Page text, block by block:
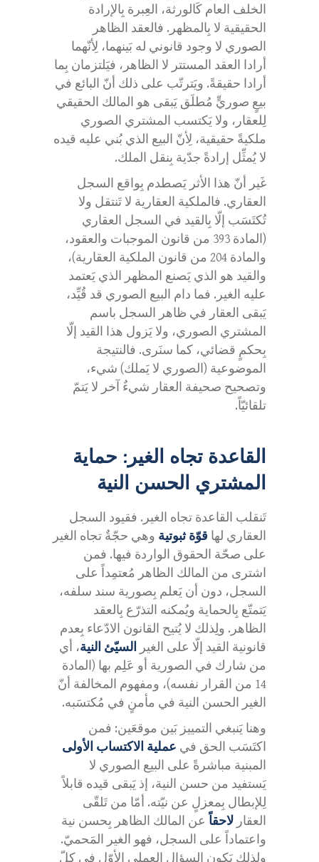
الخلف العام كَالورثة، العِبرة بِالإرادة
الحقيقية لا بِالمظهر. فالعقد الظاهر
الصوري لا وجود قانوني له بَينهما، لِأنّهما
أرادا العقد المستتر لا الظاهر، فيَلتزمان بِما
أرادا حقيقةً. ويَترتّب على ذلك أنّ البائع في
بيعٍ صوريٍّ مُطلَق يَبقى هو المالك الحقيقي
لِلعقار، ولا يَكتسب المشتري الصوري
ملكيةً حقيقية، لِأنّ البيع الذي بُني عليه قيده
لا يُمثِّل إرادةً جدّية بِنقل الملك.
غَير أنّ هذا الأثر يَصطدم بِواقع السجل
العقاري. فالملكية العقارية لا تَنتقل ولا
تُكتَسَب إلّا بِالقيد في السجل العقاري
(المادة 393 من قانون الموجبات والعقود،
والمادة 204 من قانون الملكية العقارية)،
والقيد هو الذي يَصنع المظهر الذي يَعتمد
عليه الغير. فما دام البيع الصوري قد قُيِّد،
يَبقى العقار في ظاهر السجل باسم
المشتري الصوري، ولا يَزول هذا القيد إلّا
بِحكمٍ قضائي، كما سنَرى. فالنتيجة
الموضوعية (الصوري لا يَملك) شيء،
وتصحيح صحيفة العقار شيءٌ آخر لا يَتمّ
تلقائيّاً.
القاعدة تجاه الغير: حماية
المشتري الحسن النية
تَنقلب القاعدة تجاه الغير. فقيود السجل
العقاري لها قوّة ثبوتية وهي حجّةٌ تجاه الغير
على صحّة الحقوق الواردة فيها. فمن
اشترى من المالك الظاهر مُعتمِداً على
السجل، دون أن يَعلم بِصورية سند سلفه،
يَتمتّع بِالحماية ويُمكنه التذرّع بِالعقد
الظاهر. ولِذلك لا يُتيح القانون الادّعاء بِعدم
قانونية القيد إلّا على الغير
السيّئ النية، أي
من شارك في الصورية أو عَلِم بها (المادة
14 من القرار نفسه)، ومفهوم المخالفة أنّ
الغير الحسن النية في مأمنٍ في مُكتسَبه.
وهنا يَنبغي التمييز بَين موقعَين: فمن
اكتَسَب الحق في عملية الاكتساب الأولى
المبنية مباشرةً على البيع الصوري لا
يَستفيد من حسن النية، إذ يَبقى قيده قابلاً
لِلإبطال بِمعزلٍ عن نيّته. أمّا من تَلقّى
العقار لاحقاً عن المالك الظاهر بِحسن نية
واعتماداً على السجل، فهو الغير المَحميّ.
ولِذلك يَكون السؤال العملي الأوّل في كلّ